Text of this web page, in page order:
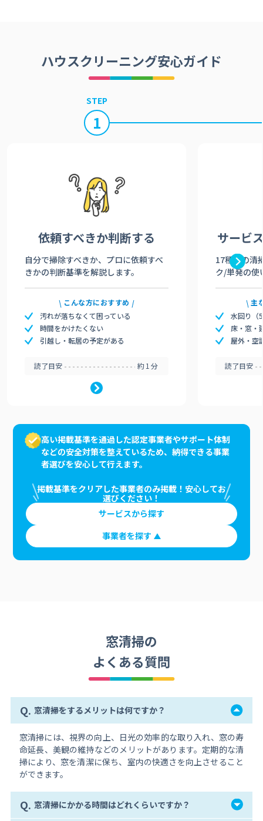
ハウスクリーニング安心ガイド
STEP
1
依頼すべきか判断する
自分で掃除すべきか、プロに依頼すべ
きかの判断基準を解説します。
こんな方におすすめ
汚れが落ちなくて困っている
時間をかけたくない
引越し・転居の予定がある
読了目安 約1分
サービ
17種類の清
ク/単発の使
主
水回り（
床・窓・
屋外・空
読了目安
高い掲載基準を通過した認定事業者やサポート体制
などの安全対策を整えているため、納得できる事業
者選びを安心して行えます。
掲載基準をクリアした事業者のみ掲載！安心してお
選びください！
サービスから探す
事業者を探す
窓清掃の
よくある質問
Q. 窓清掃をするメリットは何ですか？
窓清掃には、視界の向上、日光の効率的な取り入れ、窓の寿
命延長、美観の維持などのメリットがあります。定期的な清
掃により、窓を清潔に保ち、室内の快適さを向上させること
ができます。
Q. 窓清掃にかかる時間はどれくらいですか？